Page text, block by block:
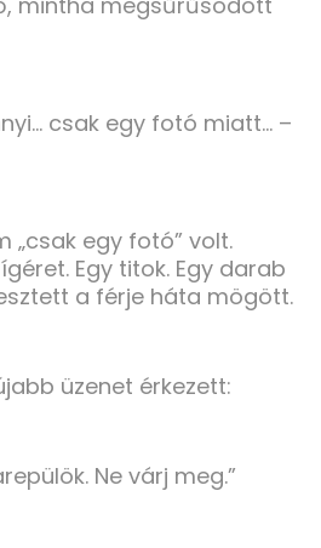
csak egy fotó miatt… –
„csak egy fotó” volt.
Egy titok. Egy darab
a férje háta mögött.
üzenet érkezett:
Ne várj meg.”